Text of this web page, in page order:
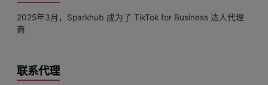
2025年3月，Sparkhub 成为了 TikTok for Business 达人代理
商
联系代理